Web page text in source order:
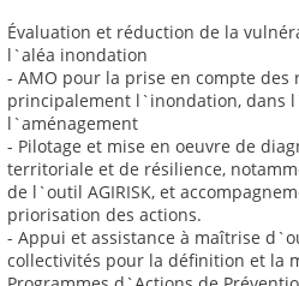
Évaluation et réduction de la
l`aléa inondation
- AMO pour la prise en compte des
principalement l`inondation, dans
l`aménagement
- Pilotage et mise en oeuvre de
territoriale et de résilience,
de l`outil AGIRISK, et
priorisation des actions.
- Appui et assistance à maîtrise
collectivités pour la définition et la